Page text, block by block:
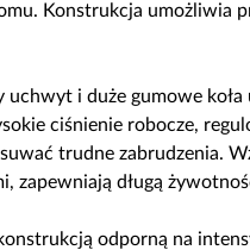
Konstrukcja umożliwia
i duże gumowe
ciśnienie robocze,
trudne zabrudzenia.
zapewniają długą
odporną na